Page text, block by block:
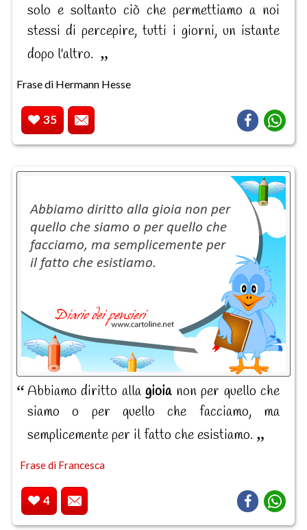
solo e soltanto ciò che permettiamo a noi
stessi di percepire, tutti i giorni, un istante
dopo l'altro.
Frase di Hermann Hesse
35
Abbiamo diritto allagioianon per quello che
siamo o per quello che facciamo, ma
semplicemente per il fatto che esistiamo.
Frase di Francesca
4